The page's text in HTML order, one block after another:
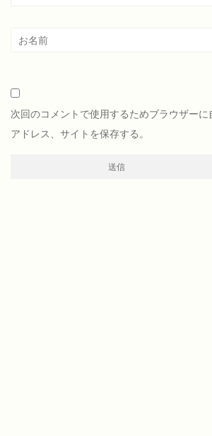
次回のコメントで使用するためブラウザー
アドレス、サイトを保存する。